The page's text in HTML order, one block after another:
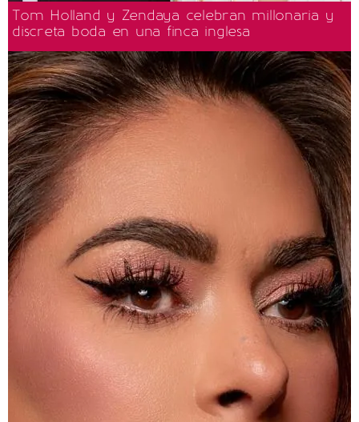
Tom Holland y Zendaya celebran millonaria y
discreta boda en una finca inglesa